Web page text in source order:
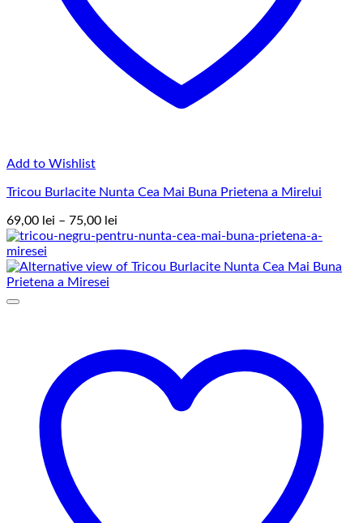
Add to Wishlist
Tricou Burlacite Nunta Cea Mai Buna Prietena a Mirelui
69,00 lei – 75,00 lei
de
69,00 lei